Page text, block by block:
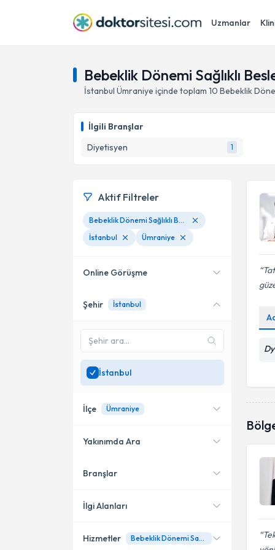
Uzmanlar
Bebeklik Dönemi Sağlıklı
İstanbul Ümraniye içinde toplam 10 Bebeklik
İlgili Branşlar
Diyetisyen
1
Aktif Filtreler
Bebeklik Dönemi Sağlıklı Beslenme Programı
İstanbul
Ümraniye
Online Görüşme
Online danışmanlık sunan
Sadeceİstanbul
uzman ara
Şehir İstanbul
İstanbul
İlçe Ümraniye
Bakırköy
Küçükçekmece
Yakınımda Ara
Konumuma yakın uzmanları
Branşlar
Diyetisyen
İlgi Alanları
Hizmetler Bebeklik Dönemi Sağlıklı Beslenme Programı